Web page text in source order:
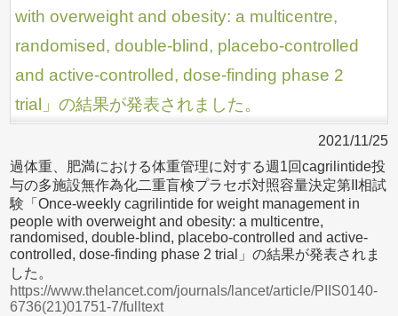
with overweight and obesity: a multicentre,
randomised, double-blind, placebo-controlled
and active-controlled, dose-finding phase 2
trial」の結果が発表されました。
2021/11/25
過体重、肥満における体重管理に対する週1回cagrilintide投
与の多施設無作為化二重盲検プラセボ対照容量決定第II相試
験「Once-weekly cagrilintide for weight management in
people with overweight and obesity: a multicentre,
randomised, double-blind, placebo-controlled and active-
controlled, dose-finding phase 2 trial」の結果が発表されま
した。
https://www.thelancet.com/journals/lancet/article/PIIS0140-
6736(21)01751-7/fulltext